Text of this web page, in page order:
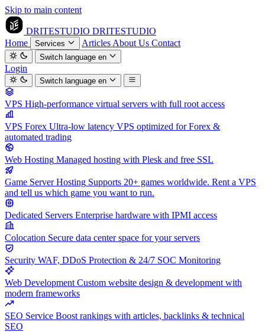
Skip to main content
DRITESTUDIO DRITESTUDIO
Home
Services Articles About Us Contact
Switch languageen
Login
Switch languageen
VPS High-performance virtual servers with full root access
VPS Forex Ultra-low latency VPS optimized for Forex &
automated trading
Web Hosting Managed hosting with Plesk and free SSL
Game Server Hosting Supports 20+ games worldwide. Rent a VPS
and tell us which game you want to run.
Dedicated Servers Enterprise hardware with IPMI access
Colocation Secure data center space for your servers
Security WAF, DDoS Protection & 24/7 SOC Monitoring
Web Development Custom website design & development with
modern frameworks
SEO Service Boost rankings with articles, backlinks & technical
SEO